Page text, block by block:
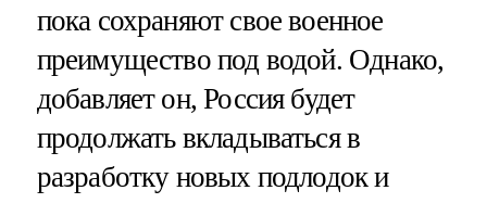
пока сохраняют свое военное
преимущество под водой. Однако,
добавляет он, Россия будет
продолжать вкладываться в
разработку новых подлодок и